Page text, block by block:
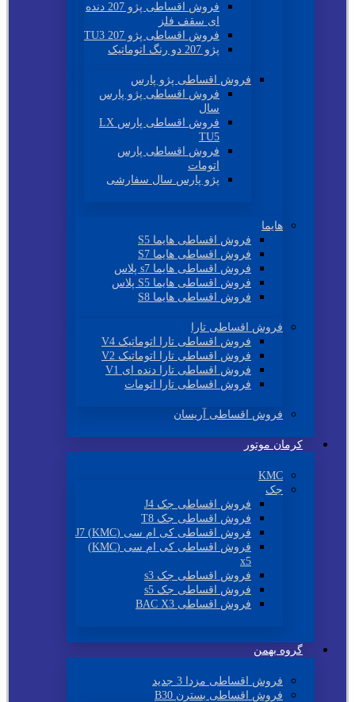
فروش اقساطی پژو 207 دنده
ای سقف فلز
فروش اقساطی پژو 207 TU3
پژو 207 دو رنگ اتوماتیک
فروش اقساطی پژو پارس
فروش اقساطی پژو پارس
سال
فروش اقساطی پارس LX
TU5
فروش اقساطی پارس
اتومات
پژو پارس سال سفارشی
هایما
فروش اقساطی هایما S5
فروش اقساطی هایما S7
فروش اقساطی هایما s7 پلاس
فروش اقساطی هایما S5 پلاس
فروش اقساطی هایما S8
فروش اقساطی تارا
فروش اقساطی تارا اتوماتیک V4
فروش اقساطی تارا اتوماتیک V2
فروش اقساطی تارا دنده ای V1
فروش اقساطی تارا اتومات
فروش اقساطی آریسان
کرمان موتور
KMC
جک
فروش اقساطی جک J4
فروش اقساطی جک T8
فروش اقساطی کی ام سی (KMC) J7
فروش اقساطی کی ام سی (KMC)
x5
فروش اقساطی جک s3
فروش اقساطی جک s5
فروش اقساطی BAC X3
گروه بهمن
فروش اقساطی مزدا 3 جدید
فروش اقساطی بسترن B30